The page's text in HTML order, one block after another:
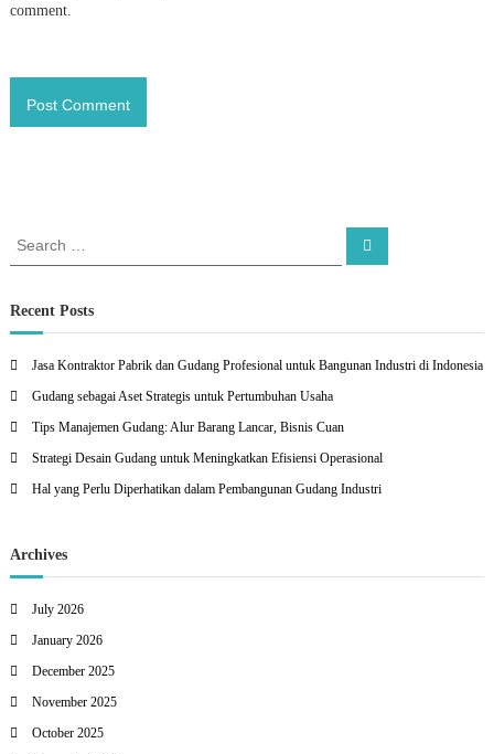
comment.
r
c
o
r
S
Recent Posts
Jasa Kontraktor Pabrik dan Gudang Profesional untuk Bangunan Industri di Indonesia
Gudang sebagai Aset Strategis untuk Pertumbuhan Usaha
Tips Manajemen Gudang: Alur Barang Lancar, Bisnis Cuan
Strategi Desain Gudang untuk Meningkatkan Efisiensi Operasional
Hal yang Perlu Diperhatikan dalam Pembangunan Gudang Industri
Archives
July 2026
January 2026
December 2025
November 2025
October 2025